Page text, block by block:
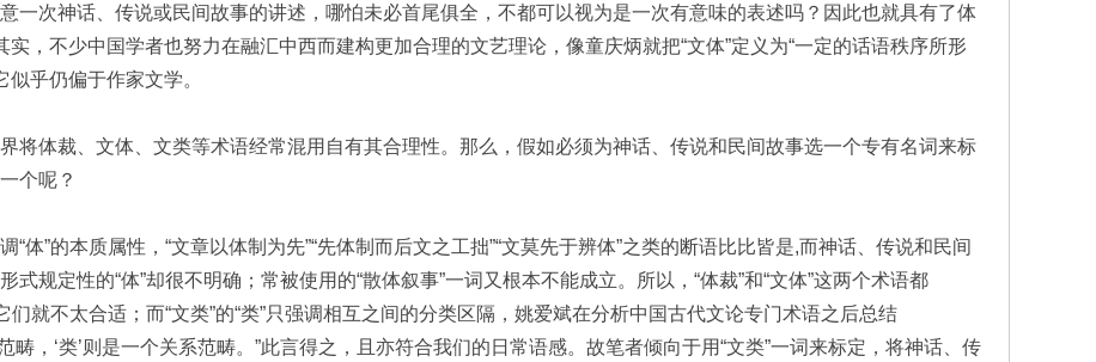
一次神话、传说或民间故事的讲述，哪怕未必首尾俱全，不都可以视为是一次有意味的表述吗？因此也就具有了体
实，不少中国学者也努力在融汇中西而建构更加合理的文艺理论，像童庆炳就把“文体”定义为“一定的话语秩序所形
似乎仍偏于作家文学。
将体裁、文体、文类等术语经常混用自有其合理性。那么，假如必须为神话、传说和民间故事选一个专有名词来标
个呢？
“体”的本质属性，“文章以体制为先”“先体制而后文之工拙”“文莫先于辨体”之类的断语比比皆是,而神话、传说和民间
式规定性的“体”却很不明确；常被使用的“散体叙事”一词又根本不能成立。所以，“体裁”和“文体”这两个术语都
们就不太合适；而“文类”的“类”只强调相互之间的分类区隔，姚爱斌在分析中国古代文论专门术语之后总结
畴，‘类’则是一个关系范畴。”此言得之，且亦符合我们的日常语感。故笔者倾向于用“文类”一词来标定，将神话、传